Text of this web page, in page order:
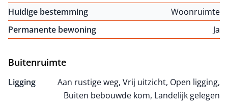
Huidige bestemming
Woonruimte
Permanente bewoning
Ja
Buitenruimte
Ligging
Aan rustige weg, Vrij uitzicht, Open ligging,
Buiten bebouwde kom, Landelijk gelegen